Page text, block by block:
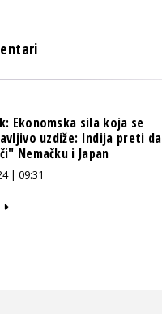
Ekonomska sila koja se
uzdiže: Indija preti da
Nemačku i Japan
| 09:31